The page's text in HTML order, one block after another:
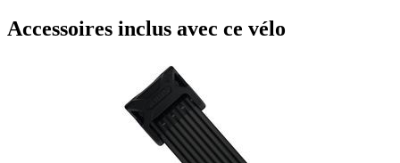
Accessoires inclus avec ce vélo